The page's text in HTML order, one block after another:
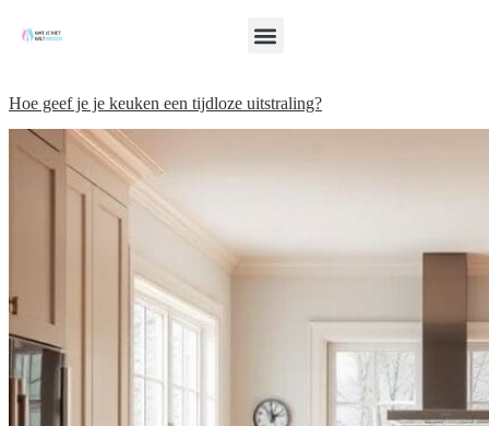
Hoe geef je je keuken een tijdloze uitstraling?